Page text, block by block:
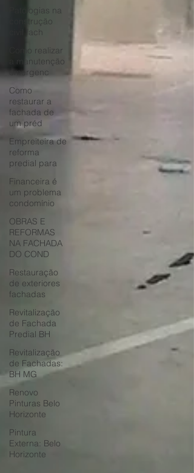
Patologias na
construção
civil fach
Como realizar
a manutenção
emergenc
Como
restaurar a
fachada de
um préd
Empreiteira de
reforma
predial para
Financeira é
um problema
condomínio
OBRAS E
REFORMAS
NA FACHADA
DO COND
Restauração
de exteriores
fachadas
Revitalização
de Fachada
Predial BH
Revitalização
de Fachadas:
BH MG
Renovo
Pinturas Belo
Horizonte
Pintura
Externa: Belo
Horizonte